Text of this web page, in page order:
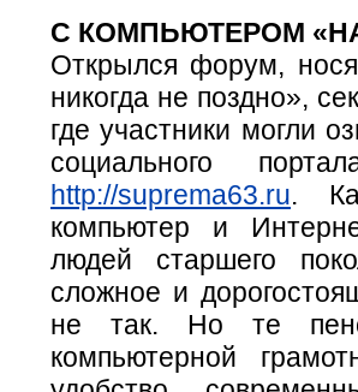
С КОМПЬЮТЕРОМ
Открылся форум,
никогда не поздно»,
где участники могли
социального
http://suprema63.ru.
компьютер и
людей старшего
сложное и
не так. Но те
компьютерной